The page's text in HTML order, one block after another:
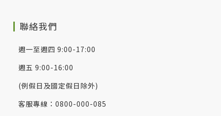
聯絡我們
週一至週四 9:00-17:00
週五 9:00-16:00
(例假日及國定假日除外)
客服專線：0800-000-085